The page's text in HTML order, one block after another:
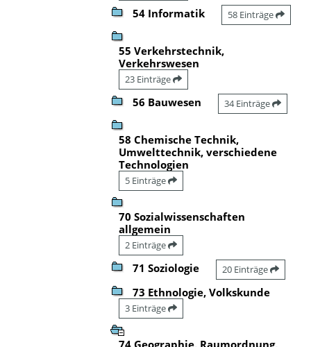
54 Informatik 58 Einträge
55 Verkehrstechnik,
Verkehrswesen
23 Einträge
56 Bauwesen 34 Einträge
58 Chemische Technik,
Umwelttechnik, verschiedene
Technologien
5 Einträge
70 Sozialwissenschaften
allgemein
2 Einträge
71 Soziologie 20 Einträge
73 Ethnologie, Volkskunde
3 Einträge
74 Geographie, Raumordnung,